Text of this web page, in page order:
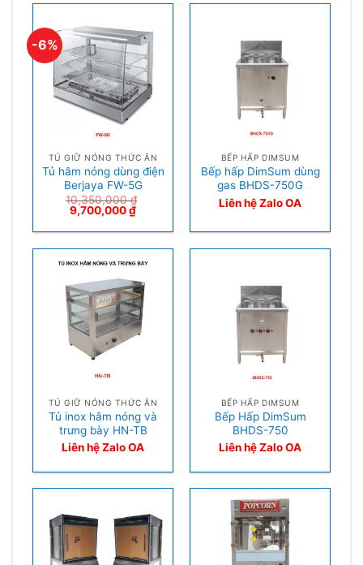
-6%
TỦ GIỮ NÓNG THỨC ĂN
Tủ hâm nóng dùng điện
Berjaya FW-5G
10,350,000₫
9,700,000₫
BẾP HẤP DIMSUM
Bếp hấp DimSum dùng
gas BHDS-750G
Liên hệ Zalo OA
TỦ GIỮ NÓNG THỨC ĂN
Tủ inox hâm nóng và
trưng bày HN-TB
Liên hệ Zalo OA
BẾP HẤP DIMSUM
Bếp Hấp DimSum
BHDS-750
Liên hệ Zalo OA